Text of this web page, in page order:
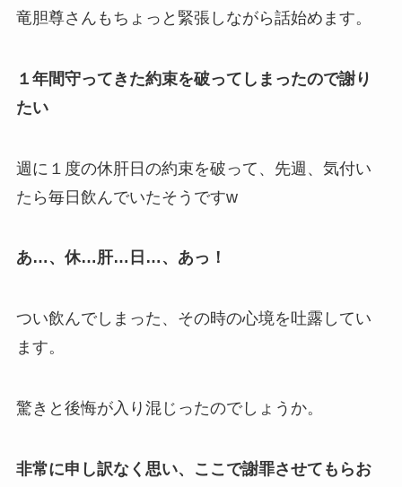
竜胆尊さんもちょっと緊張しながら話始めます。
１年間守ってきた約束を破ってしまったので謝り
たい
週に１度の休肝日の約束を破って、先週、気付い
たら毎日飲んでいたそうですw
あ…、休…肝…日…、あっ！
つい飲んでしまった、その時の心境を吐露してい
ます。
驚きと後悔が入り混じったのでしょうか。
非常に申し訳なく思い、ここで謝罪させてもらお